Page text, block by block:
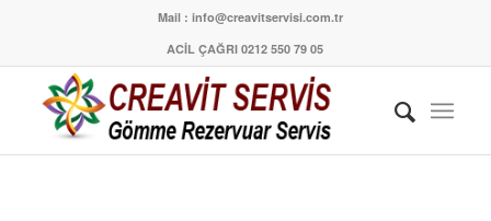
Mail : info@creavitservisi.com.tr
ACİL ÇAĞRI 0212 550 79 05